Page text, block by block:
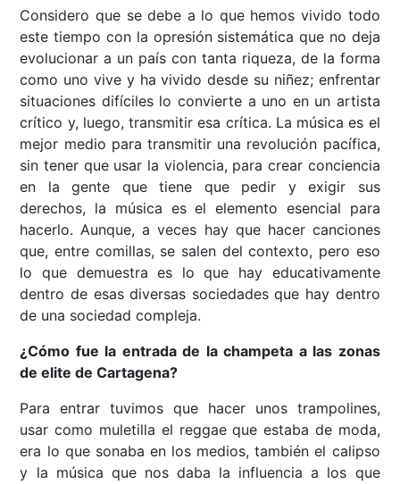
Considero que se debe a lo que hemos vivido todo
este tiempo con la opresión sistemática que no deja
evolucionar a un país con tanta riqueza, de la forma
como uno vive y ha vivido desde su niñez; enfrentar
situaciones difíciles lo convierte a uno en un artista
crítico y, luego, transmitir esa crítica. La música es el
mejor medio para transmitir una revolución pacífica,
sin tener que usar la violencia, para crear conciencia
en la gente que tiene que pedir y exigir sus
derechos, la música es el elemento esencial para
hacerlo. Aunque, a veces hay que hacer canciones
que, entre comillas, se salen del contexto, pero eso
lo que demuestra es lo que hay educativamente
dentro de esas diversas sociedades que hay dentro
de una sociedad compleja.
¿Cómo fue la entrada de la champeta a las zonas
de elite de Cartagena?
Para entrar tuvimos que hacer unos trampolines,
usar como muletilla el reggae que estaba de moda,
era lo que sonaba en los medios, también el calipso
y la música que nos daba la influencia a los que